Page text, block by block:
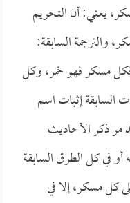
يعني: أن التحريم
والترجمة السابقة:
مسكر فهو خمر، وكل
السابقة إثبات اسم
ذكر الأحاديث
في كل الطرق السابقة
كل مسكر، إلا في